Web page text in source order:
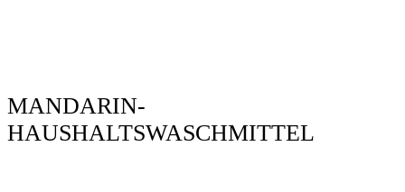
MANDARIN-
HAUSHALTSWASCHMITTEL